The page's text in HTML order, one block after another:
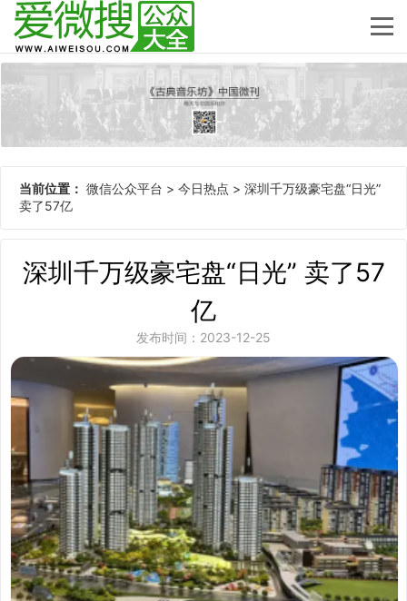
当前位置： 微信公众平台 > 今日热点 > 深圳千万级豪宅盘“日光”
卖了57亿
深圳千万级豪宅盘“日光” 卖了57
亿
发布时间：2023-12-25